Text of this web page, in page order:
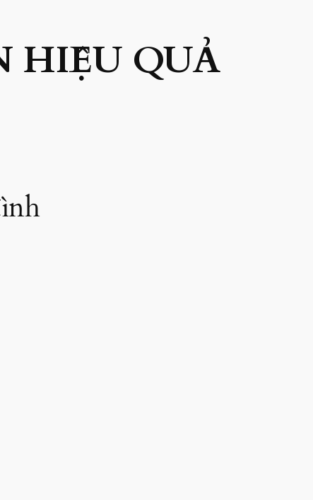
HIỆU QUẢ